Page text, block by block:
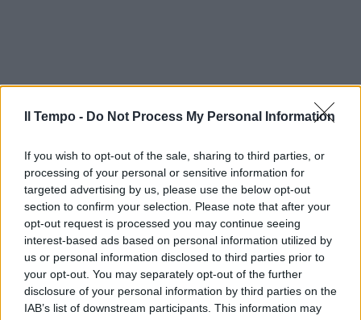
Il Tempo - Do Not Process My Personal Information
If you wish to opt-out of the sale, sharing to third parties, or
processing of your personal or sensitive information for
targeted advertising by us, please use the below opt-out
section to confirm your selection. Please note that after your
opt-out request is processed you may continue seeing
interest-based ads based on personal information utilized by
us or personal information disclosed to third parties prior to
your opt-out. You may separately opt-out of the further
disclosure of your personal information by third parties on the
IAB’s list of downstream participants. This information may
In evidenza